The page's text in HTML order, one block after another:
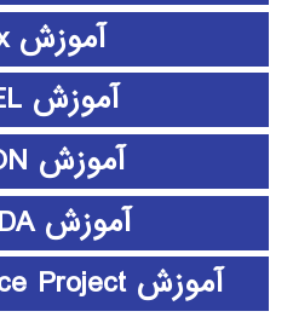
آموزش Latex
آموزش LISREL
آموزش LUMION
آموزش MAXQDA
آموزش Microsoft Office Project